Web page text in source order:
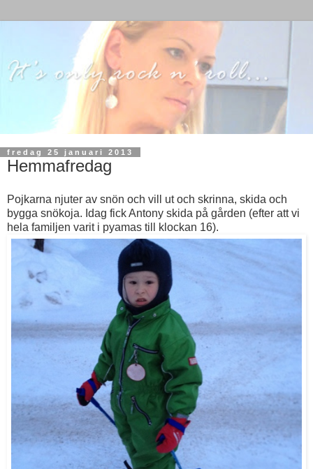
fredag 25 januari 2013
Hemmafredag
Pojkarna njuter av snön och vill ut och skrinna, skida och
bygga snökoja. Idag fick Antony skida på gården (efter att vi
hela familjen varit i pyamas till klockan 16).